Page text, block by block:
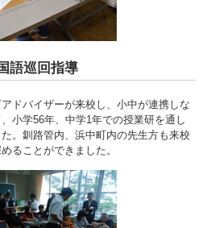
語巡回指導
ドバイザーが来校し、小中が連携しな
小学56年、中学1年での授業研を通し
。釧路管内、浜中町内の先生方も来校
ることができました。